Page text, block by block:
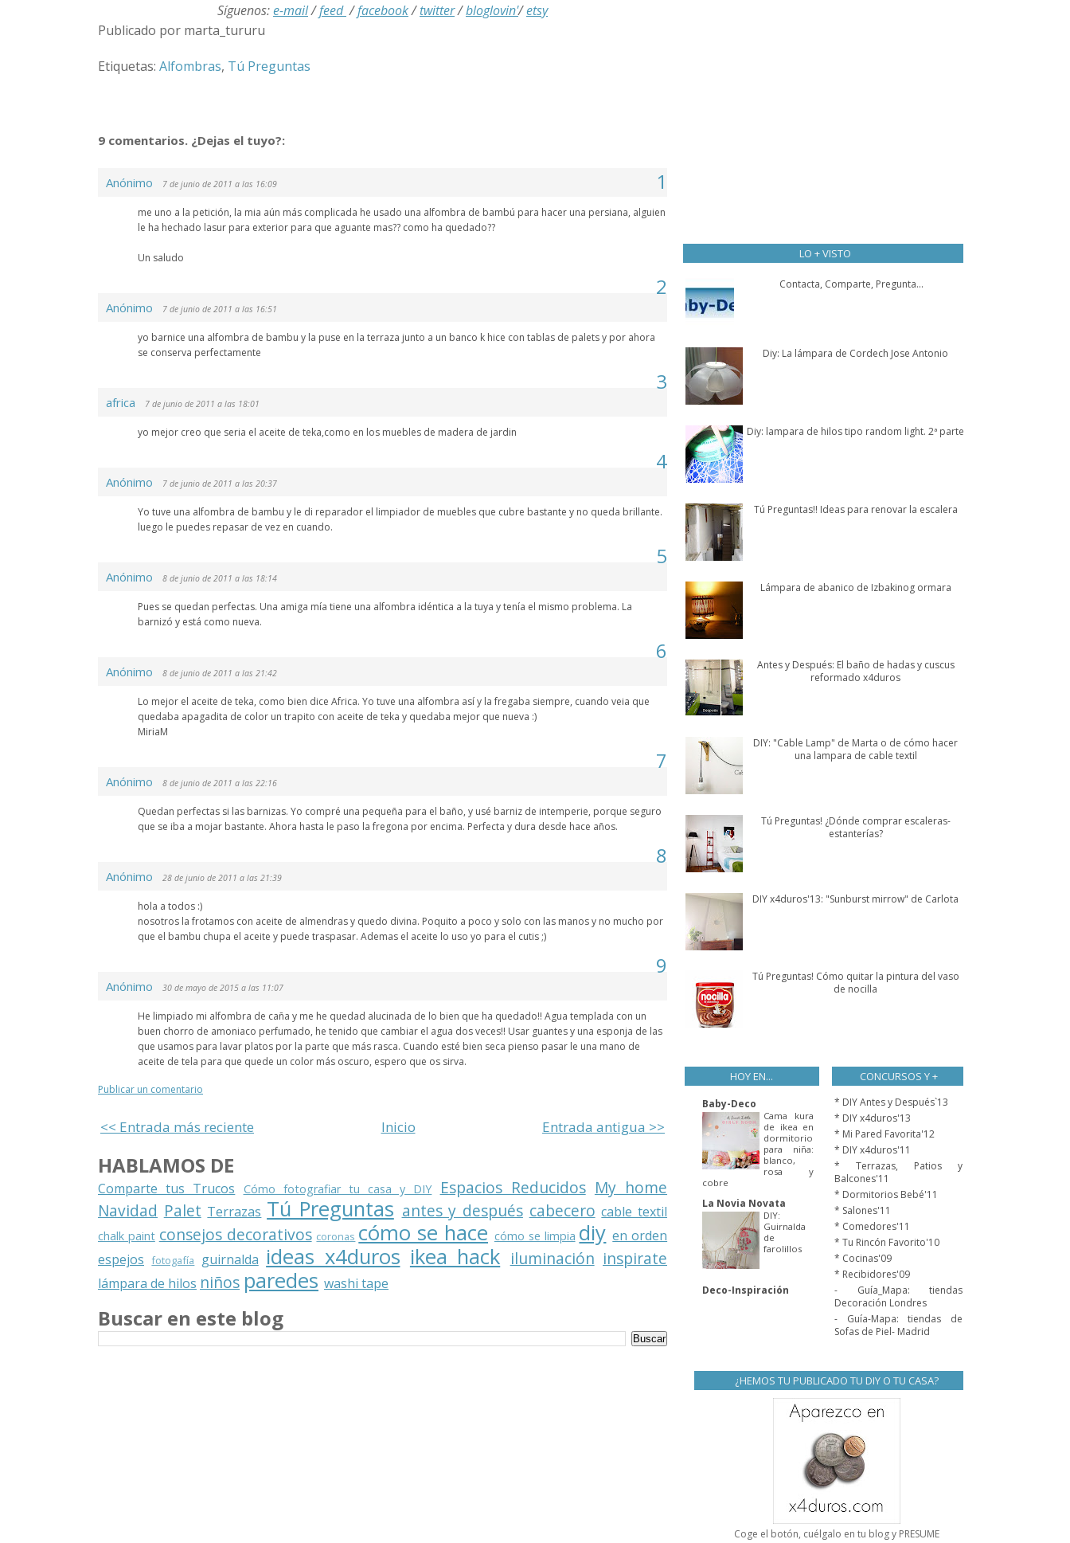
Síguenos:e-mail/feed /facebook/twitter/bloglovin'/etsy
Publicado por marta_tururu
Etiquetas: Alfombras, Tú Preguntas
9 comentarios. ¿Dejas el tuyo?:
1
Anónimo 7 de junio de 2011 a las 16:09
me uno a la petición, la mia aún más complicada he usado una alfombra de bambú para hacer una persiana, alguien
le ha hechado lasur para exterior para que aguante mas?? como ha quedado??
Un saludo
2
Anónimo 7 de junio de 2011 a las 16:51
yo barnice una alfombra de bambu y la puse en la terraza junto a un banco k hice con tablas de palets y por ahora
se conserva perfectamente
3
africa 7 de junio de 2011 a las 18:01
yo mejor creo que seria el aceite de teka,como en los muebles de madera de jardin
4
Anónimo 7 de junio de 2011 a las 20:37
Yo tuve una alfombra de bambu y le di reparador el limpiador de muebles que cubre bastante y no queda brillante.
luego le puedes repasar de vez en cuando.
5
Anónimo 8 de junio de 2011 a las 18:14
Pues se quedan perfectas. Una amiga mía tiene una alfombra idéntica a la tuya y tenía el mismo problema. La
barnizó y está como nueva.
6
Anónimo 8 de junio de 2011 a las 21:42
Lo mejor el aceite de teka, como bien dice Africa. Yo tuve una alfombra así y la fregaba siempre, cuando veia que
quedaba apagadita de color un trapito con aceite de teka y quedaba mejor que nueva :)
MiriaM
7
Anónimo 8 de junio de 2011 a las 22:16
Quedan perfectas si las barnizas. Yo compré una pequeña para el baño, y usé barniz de intemperie, porque seguro
que se iba a mojar bastante. Ahora hasta le paso la fregona por encima. Perfecta y dura desde hace años.
8
Anónimo 28 de junio de 2011 a las 21:39
hola a todos :)
nosotros la frotamos con aceite de almendras y quedo divina. Poquito a poco y solo con las manos y no mucho por
que el bambu chupa el aceite y puede traspasar. Ademas el aceite lo uso yo para el cutis ;)
9
Anónimo 30 de mayo de 2015 a las 11:07
He limpiado mi alfombra de caña y me he quedad alucinada de lo bien que ha quedado!! Agua templada con un
buen chorro de amoniaco perfumado, he tenido que cambiar el agua dos veces!! Usar guantes y una esponja de las
que usamos para lavar platos por la parte que más rasca. Cuando esté bien seca pienso pasar le una mano de
aceite de tela para que quede un color más oscuro, espero que os sirva.
Publicar un comentario
<< Entrada más reciente Entrada antigua >>
Inicio
HABLAMOS DE
Comparte tus Trucos Cómo fotografiar tu casa y DIY Espacios Reducidos My home
Navidad Palet Terrazas Tú Preguntas antes y después cabecero cable textil
chalk paint consejos decorativos coronas cómo se hace cómo se limpia diy en orden
espejos fotogafía guirnalda ideas x4duros ikea hack iluminación inspirate
lámpara de hilos niños paredes washi tape
Buscar en este blog
LO + VISTO
Contacta, Comparte, Pregunta...
Diy: La lámpara de Cordech Jose Antonio
Diy: lampara de hilos tipo random light. 2ª parte
Tú Preguntas!! Ideas para renovar la escalera
Lámpara de abanico de Izbakinog ormara
Antes y Después: El baño de hadas y cuscus
reformado x4duros
DIY: "Cable Lamp" de Marta o de cómo hacer
una lampara de cable textil
Tú Preguntas! ¿Dónde comprar escaleras-
estanterías?
DIY x4duros'13: "Sunburst mirrow" de Carlota
Tú Preguntas! Cómo quitar la pintura del vaso
de nocilla
HOY EN...
Baby-Deco
Cama kura
de ikea en
dormitorio
para niña:
blanco,
rosa y
cobre
La Novia Novata
DIY:
Guirnalda
de
farolillos
Deco-Inspiración
CONCURSOS Y +
* DIY Antes y Después`13
* DIY x4duros'13
* Mi Pared Favorita'12
* DIY x4duros'11
* Terrazas, Patios y
Balcones'11
* Dormitorios Bebé'11
* Salones'11
* Comedores'11
* Tu Rincón Favorito'10
* Cocinas'09
* Recibidores'09
- Guía_Mapa: tiendas
Decoración Londres
- Guía-Mapa: tiendas de
Sofas de Piel- Madrid
¿HEMOS TU PUBLICADO TU DIY O TU CASA?
Coge el botón, cuélgalo en tu blog y PRESUME